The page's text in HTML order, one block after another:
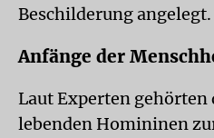
Beschilderung angelegt.
Anfänge der
Laut Experten gehörten
lebenden Homininen